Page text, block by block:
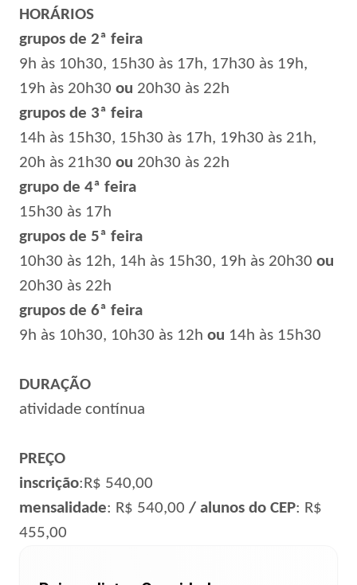
HORÁRIOS
grupos de 2ª feira
9h às 10h30, 15h30 às 17h, 17h30 às 19h,
19h às 20h30 ou 20h30 às 22h
grupos de 3ª feira
14h às 15h30, 15h30 às 17h, 19h30 às 21h,
20h às 21h30 ou 20h30 às 22h
grupo de 4ª feira
15h30 às 17h
grupos de 5ª feira
10h30 às 12h, 14h às 15h30, 19h às 20h30 ou
20h30 às 22h
grupos de 6ª feira
9h às 10h30, 10h30 às 12h ou 14h às 15h30
DURAÇÃO
atividade contínua
PREÇO
inscrição:R$ 540,00
mensalidade: R$ 540,00 / alunos do CEP: R$
455,00